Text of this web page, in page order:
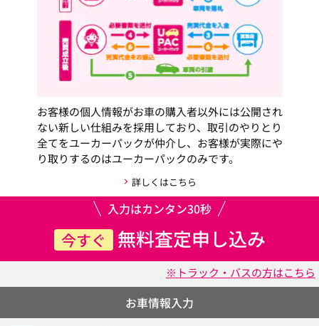
お客様の個人情報がお車の購入者以外には公開され
ない新しい仕組みを採用しており、取引のやりとり
全てをユーカーパックが仲介し、お客様が実際にや
り取りするのはユーカーパックのみです。
詳しくはこちら
入力はカンタン30秒
今すぐ 無料査定申し込み
※トラック・バスの方はこちら
お車情報入力